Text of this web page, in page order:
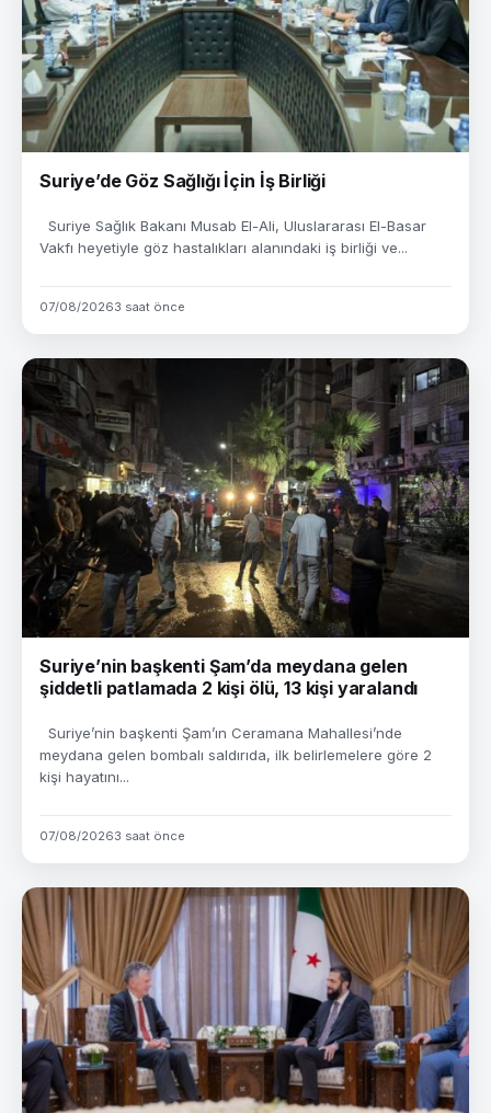
Suriye’de Göz Sağlığı İçin İş Birliği
Suriye Sağlık Bakanı Musab El-Ali, Uluslararası El-Basar
Vakfı heyetiyle göz hastalıkları alanındaki iş birliği ve...
07/08/20263 saat önce
Suriye’nin başkenti Şam’da meydana gelen
şiddetli patlamada 2 kişi ölü, 13 kişi yaralandı
Suriye’nin başkenti Şam’ın Ceramana Mahallesi’nde
meydana gelen bombalı saldırıda, ilk belirlemelere göre 2
kişi hayatını...
07/08/20263 saat önce